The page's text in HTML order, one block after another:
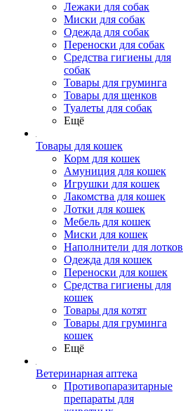
Лежаки для собак
Миски для собак
Одежда для собак
Переноски для собак
Средства гигиены для
собак
Товары для груминга
Товары для щенков
Туалеты для собак
Ещё
Товары для кошек
Корм для кошек
Амуниция для кошек
Игрушки для кошек
Лакомства для кошек
Лотки для кошек
Мебель для кошек
Миски для кошек
Наполнители для лотков
Одежда для кошек
Переноски для кошек
Средства гигиены для
кошек
Товары для котят
Товары для груминга
кошек
Ещё
Ветеринарная аптека
Противопаразитарные
препараты для